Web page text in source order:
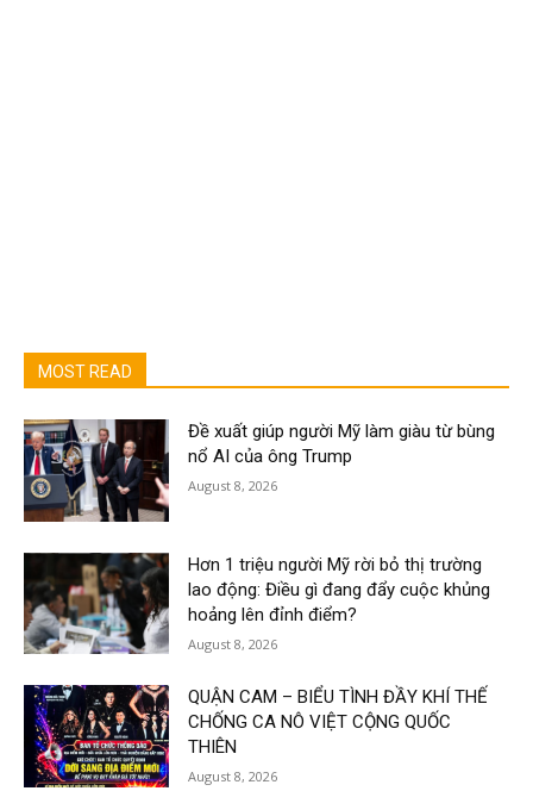
MOST READ
Đề xuất giúp người Mỹ làm giàu từ bùng
nổ AI của ông Trump
August 8, 2026
Hơn 1 triệu người Mỹ rời bỏ thị trường
lao động: Điều gì đang đẩy cuộc khủng
hoảng lên đỉnh điểm?
August 8, 2026
QUẬN CAM – BIỂU TÌNH ĐẦY KHÍ THẾ
CHỐNG CA NÔ VIỆT CỘNG QUỐC
THIÊN
August 8, 2026